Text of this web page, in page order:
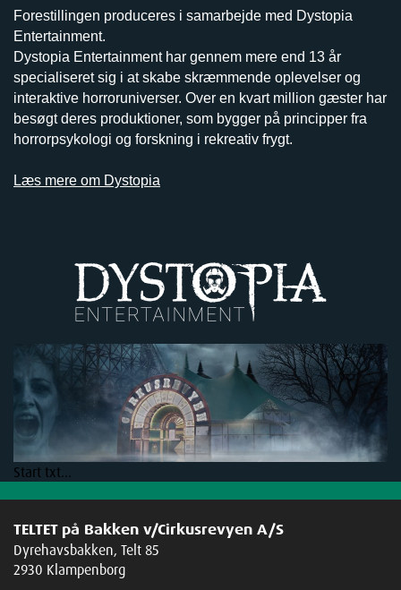
Forestillingen produceres i samarbejde med Dystopia
Entertainment.
Dystopia Entertainment har gennem mere end 13 år
specialiseret sig i at skabe skræmmende oplevelser og
interaktive horroruniverser. Over en kvart million gæster har
besøgt deres produktioner, som bygger på principper fra
horrorpsykologi og forskning i rekreativ frygt.
Læs mere om Dystopia
Start txt...
TELTET på Bakken v/Cirkusrevyen A/S
Dyrehavsbakken, Telt 85
2930 Klampenborg